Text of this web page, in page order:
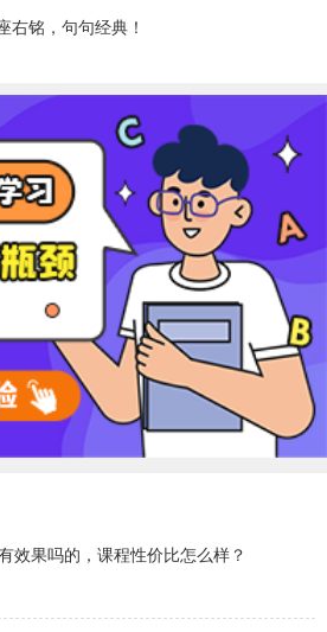
右铭，句句经典！
效果吗的，课程性价比怎么样？